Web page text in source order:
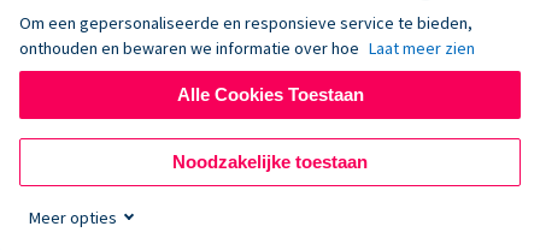
The fundraising engine of
choice for successful
Om een gepersonaliseerde en responsieve service te bieden,
onthouden en bewaren we informatie over hoe Laat meer zien
Alle Cookies Toestaan
Noodzakelijke toestaan
Meer opties